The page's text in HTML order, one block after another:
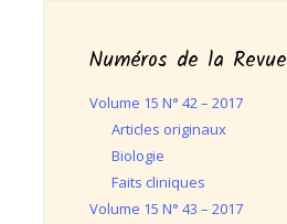
Numéros de la Revue
Volume 15 N° 42 – 2017
Articles originaux
Biologie
Faits cliniques
Volume 15 N° 43 – 2017